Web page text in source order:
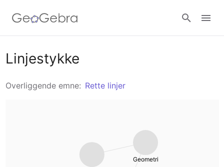
Materialer
Geometri
Calculators
Deltag i lektion
Log ind
Linjestykke
Overliggende emne: Rette linjer
Geometri